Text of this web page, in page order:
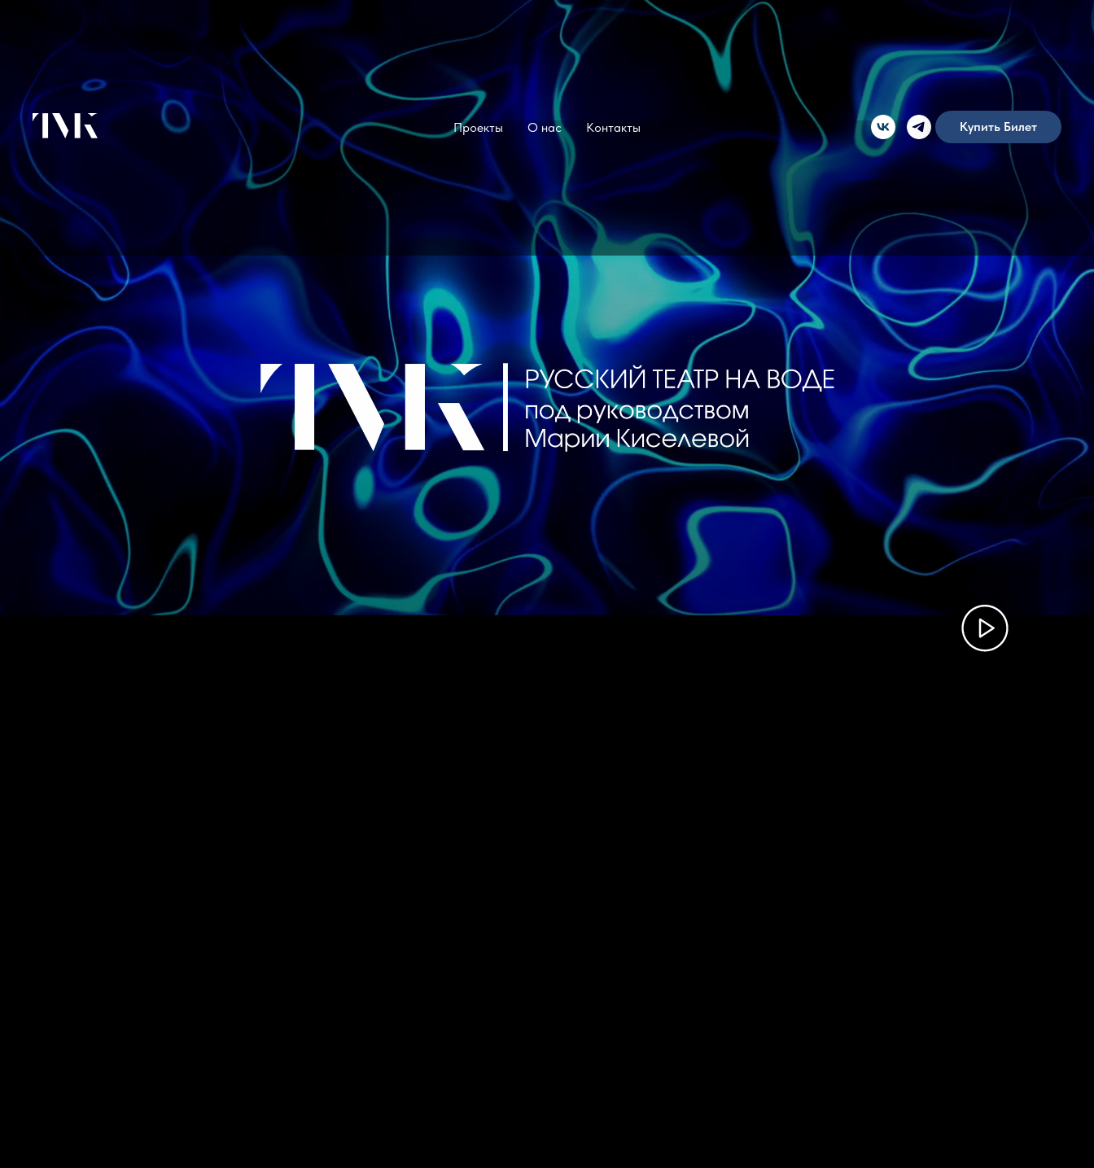
Проекты О нас Контакты Купить Билет